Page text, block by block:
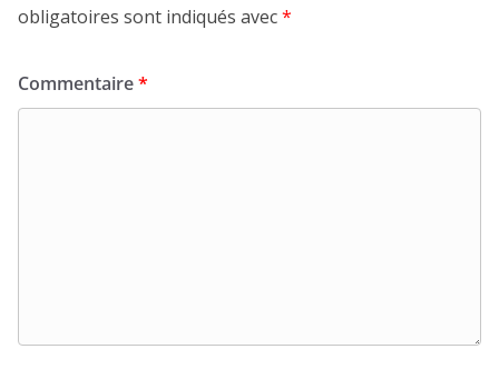
obligatoires sont indiqués avec*
Commentaire*